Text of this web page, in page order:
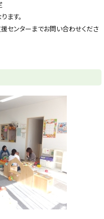
す。
ターまでお問い合わせくださ